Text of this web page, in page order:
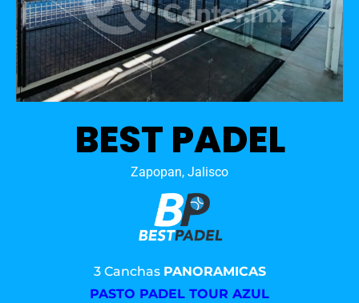
BEST PADEL
Zapopan, Jalisco
3 Canchas PANORAMICAS
PASTO PADEL TOUR AZUL